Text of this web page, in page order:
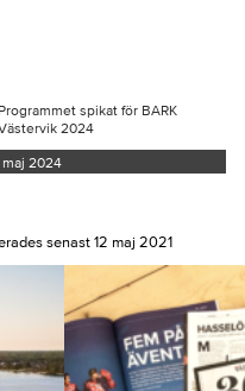
Programmet spikat för BARK
2024
maj 2024
senast 12 maj 2021